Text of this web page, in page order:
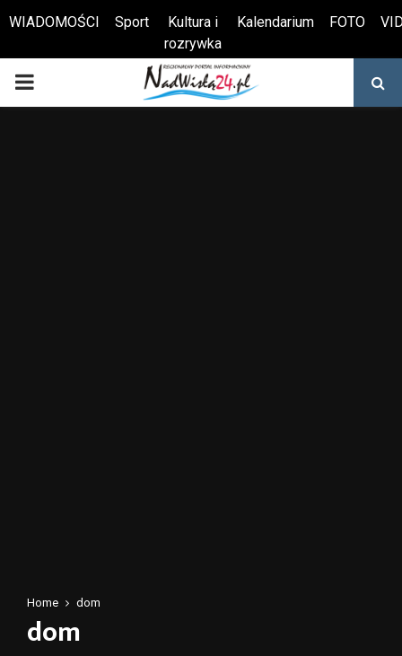
Otwórz pasek narzędzi
WIADOMOŚCI Sport
Kultura i
rozrywka
Kalendarium FOTO
PRIMARY
Home dom
dom